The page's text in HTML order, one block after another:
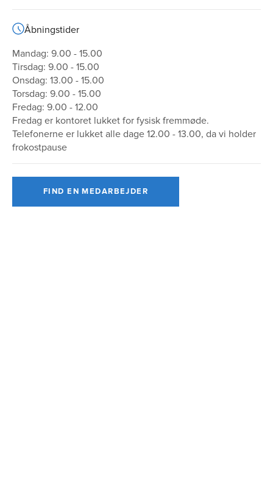
Åbningstider
Mandag: 9.00 - 15.00
Tirsdag: 9.00 - 15.00
Onsdag: 13.00 - 15.00
Torsdag: 9.00 - 15.00
Fredag: 9.00 - 12.00
Fredag er kontoret lukket for fysisk fremmøde.
Telefonerne er lukket alle dage 12.00 - 13.00, da vi holder
frokostpause
FIND EN MEDARBEJDER